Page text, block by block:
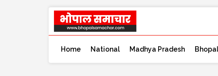
Home National Madhya Pradesh Bhopal